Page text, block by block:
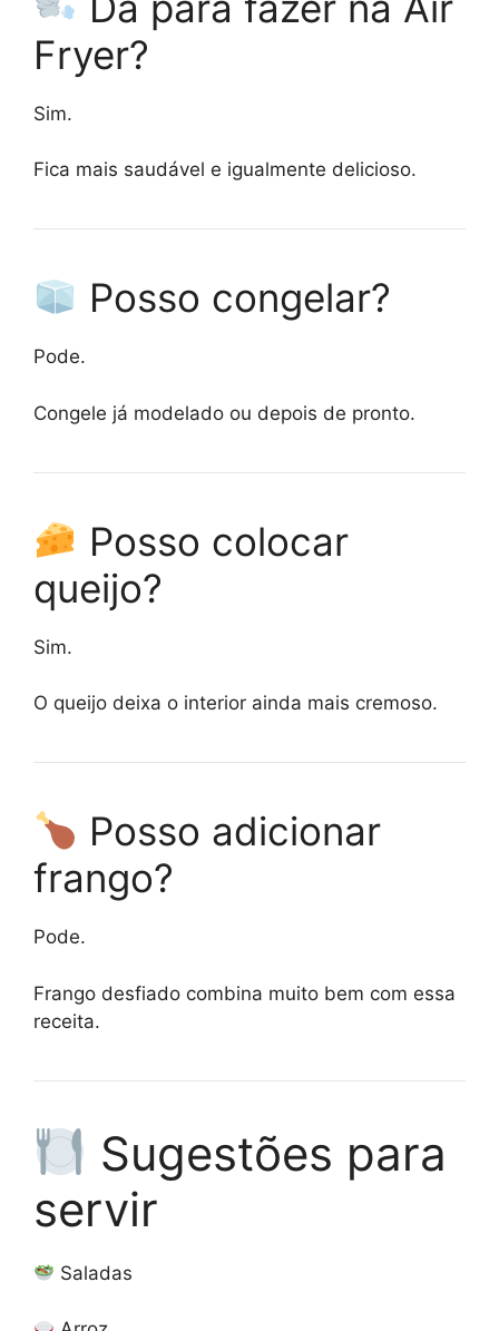
Fryer?
Sim.
Fica mais saudável e igualmente delicioso.
Posso congelar?
Pode.
Congele já modelado ou depois de pronto.
Posso colocar
queijo?
Sim.
O queijo deixa o interior ainda mais cremoso.
Posso adicionar
frango?
Pode.
Frango desfiado combina muito bem com essa
receita.
Sugestões para
servir
Saladas